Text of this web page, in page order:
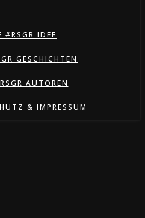
#RSGR IDEE
GESCHICHTEN
AUTOREN
& IMPRESSUM